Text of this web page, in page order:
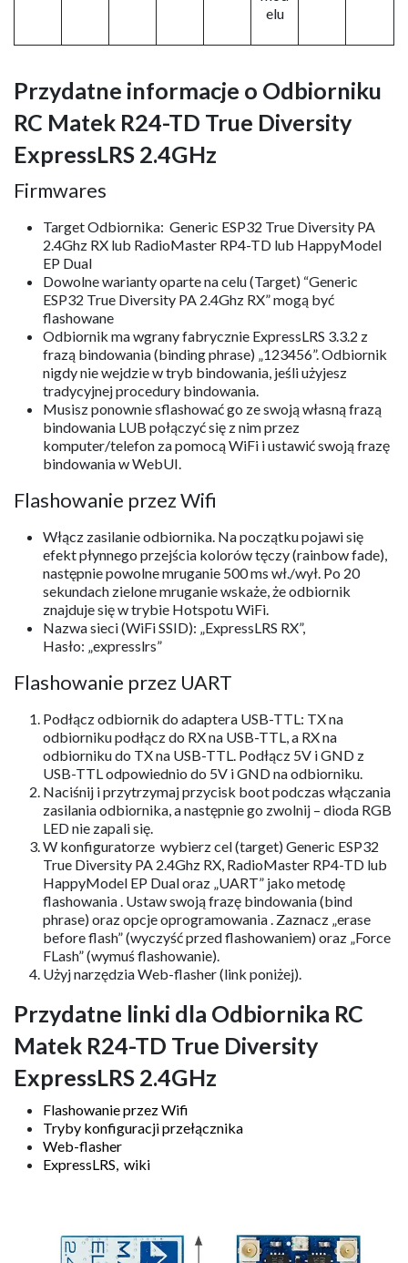
elu
Przydatne informacje o Odbiorniku
RC Matek R24-TD True Diversity
ExpressLRS 2.4GHz
Firmwares
Target Odbiornika: Generic ESP32 True Diversity PA
2.4Ghz RX lub RadioMaster RP4-TD lub HappyModel
EP Dual
Dowolne warianty oparte na celu (Target) “Generic
ESP32 True Diversity PA 2.4Ghz RX” mogą być
flashowane
Odbiornik ma wgrany fabrycznie ExpressLRS 3.3.2 z
frazą bindowania (binding phrase) „123456”. Odbiornik
nigdy nie wejdzie w tryb bindowania, jeśli użyjesz
tradycyjnej procedury bindowania.
Musisz ponownie sflashować go ze swoją własną frazą
bindowania LUB połączyć się z nim przez
komputer/telefon za pomocą WiFi i ustawić swoją frazę
bindowania w WebUI.
Flashowanie przez Wifi
Włącz zasilanie odbiornika. Na początku pojawi się
efekt płynnego przejścia kolorów tęczy (rainbow fade),
następnie powolne mruganie 500 ms wł./wył. Po 20
sekundach zielone mruganie wskaże, że odbiornik
znajduje się w trybie Hotspotu WiFi.​
Nazwa sieci (WiFi SSID): „ExpressLRS RX”,
Hasło: „expresslrs”​
Flashowanie przez UART
Podłącz odbiornik do adaptera USB-TTL: TX na
odbiorniku podłącz do RX na USB-TTL, a RX na
odbiorniku do TX na USB-TTL. Podłącz 5V i GND z
USB-TTL odpowiednio do 5V i GND na odbiorniku.​
Naciśnij i przytrzymaj przycisk boot podczas włączania
zasilania odbiornika, a następnie go zwolnij – dioda RGB
LED nie zapali się.
W konfiguratorze wybierz cel (target) Generic ESP32
True Diversity PA 2.4Ghz RX, RadioMaster RP4-TD lub
HappyModel EP Dual oraz „UART” jako metodę
flashowania . Ustaw swoją frazę bindowania (bind
phrase) oraz opcje oprogramowania . Zaznacz „erase
before flash” (wyczyść przed flashowaniem) oraz „Force
FLash” (wymuś flashowanie).​
Użyj narzędzia Web-flasher (link poniżej).
Przydatne linki dla Odbiornika RC
Matek R24-TD True Diversity
ExpressLRS 2.4GHz
Flashowanie przez Wifi
Tryby konfiguracji przełącznika
Web-flasher
ExpressLRS, wiki